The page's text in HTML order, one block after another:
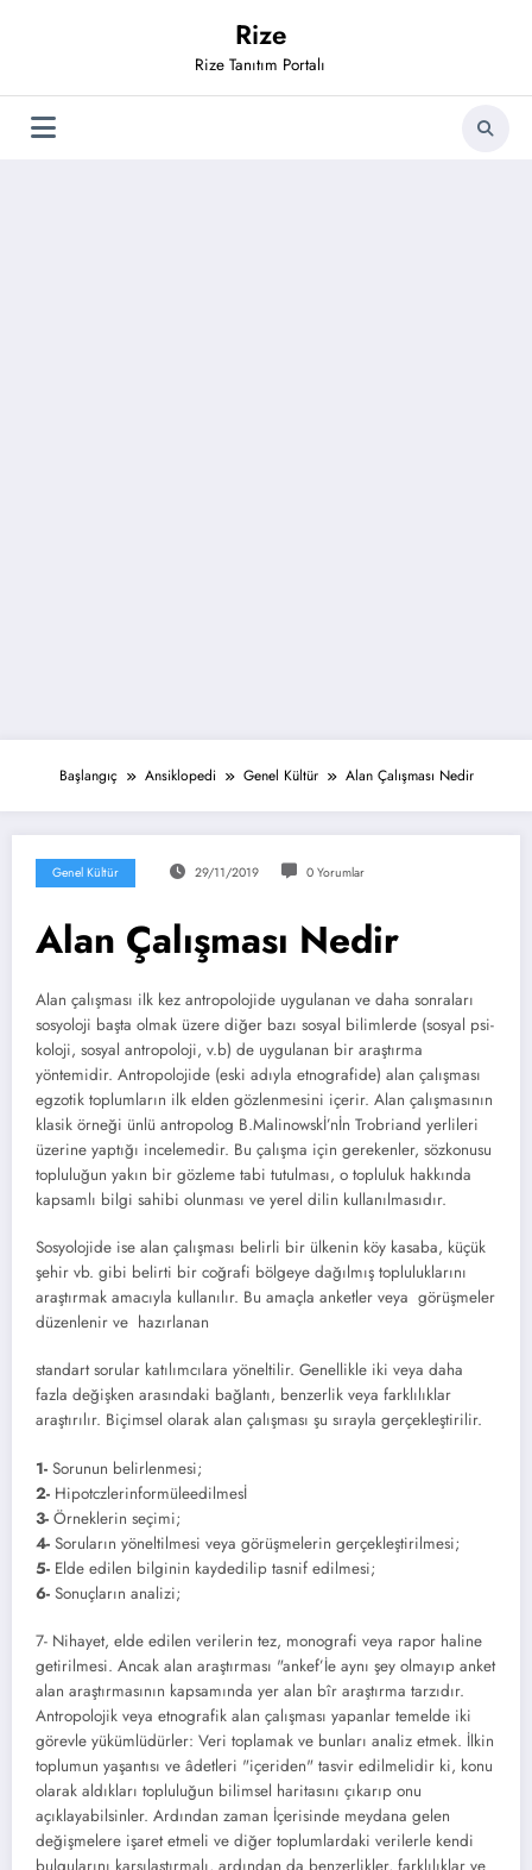
Rize
Rize Tanıtım Portalı
Başlangıç Ansiklopedi Genel Kültür Alan Çalışması Nedir
Genel Kültür 29/11/2019 0 Yorumlar
Alan Çalışması Nedir
Alan çalışması ilk kez antropolojide uygula­nan ve daha sonraları
sosyoloji başta olmak üzere diğer bazı sosyal bilimlerde (sosyal psi­
koloji, sosyal antropoloji, v.b) de uygulanan bir araştırma
yöntemidir. Antropolojide (eski adıyla etnografide) alan çalışması
egzotik top­lumların ilk elden gözlenmesini içerir. Alan çalışmasının
klasik örneği ünlü antropolog B.Malinowskİ’nİn Trobriand yerlileri
üzerine yaptığı incelemedir. Bu çalışma için gereken­ler, sözkonusu
topluluğun yakın bir gözleme tabi tutulması, o topluluk hakkında
kapsamlı bilgi sahibi olunması ve yerel dilin kullanılma­sıdır.
Sosyolojide ise alan çalışması belirli bir ülke­nin köy kasaba, küçük
şehir vb. gibi belirti bir coğrafi bölgeye dağılmış topluluklarını
araştır­mak amacıyla kullanılır. Bu amaçla anketler veya görüşmeler
düzenlenir ve hazırlanan
standart sorular katılımcılara yöneltilir. Ge­nellikle iki veya daha
fazla değişken arasında­ki bağlantı, benzerlik veya farklılıklar
araştırı­lır. Biçimsel olarak alan çalışması şu sırayla gerçekleştirilir.
1- Sorunun belirlenmesi;
2- Hipotczlerinformüleedilmesİ
3- Örnekle­rin seçimi;
4- Soruların yöneltilmesi veya gö­rüşmelerin gerçekleştirilmesi;
5- Elde edilen bilginin kaydedilip tasnif edilmesi;
6- Sonuçla­rın analizi;
7- Nihayet, elde edilen verilerin tez, monografi veya rapor haline
getirilmesi. Ancak alan araştırması "ankef’İe aynı şey ol­mayıp anket
alan araştırmasının kapsamında yer alan bîr araştırma tarzıdır.
Antropolojik veya etnografik alan çalışması yapanlar temel­de iki
görevle yükümlüdürler: Veri toplamak ve bunları analiz etmek. İlkin
toplumun yaşan­tısı ve âdetleri "içeriden" tasvir edilmelidir ki, konu
olarak aldıkları topluluğun bilimsel hari­tasını çıkarıp onu
açıklayabilsinler. Ardından zaman İçerisinde meydana gelen
değişmelere işaret etmeli ve diğer toplumlardaki verilerle kendi